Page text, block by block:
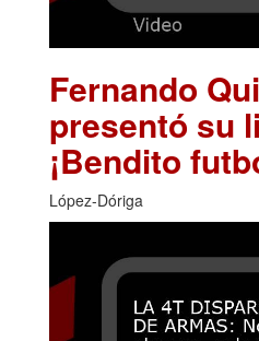
Fernando
presentó su
¡Bendito
López-Dóriga